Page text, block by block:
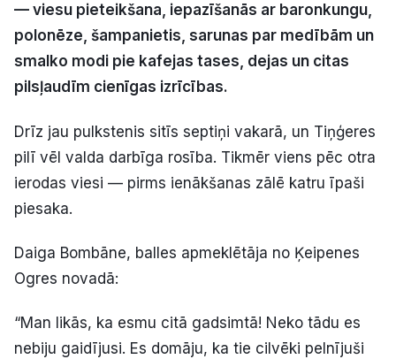
Reklāma
Politiskā reklāma
Kontakti
Facebook Instagram
E-avīze Abonē
— viesu pieteikšana, iepazīšanās ar baronkungu,
polonēze, šampanietis, sarunas par medībām un
smalko modi pie kafejas tases, dejas un citas
pilsļaudīm cienīgas izrīcības.
Drīz jau pulkstenis sitīs septiņi vakarā, un Tiņģeres
pilī vēl valda darbīga rosība. Tikmēr viens pēc otra
ierodas viesi — pirms ienākšanas zālē katru īpaši
piesaka.
Daiga Bombāne, balles apmeklētāja no Ķeipenes
Ogres novadā:
“Man likās, ka esmu citā gadsimtā! Neko tādu es
nebiju gaidījusi. Es domāju, ka tie cilvēki pelnījuši